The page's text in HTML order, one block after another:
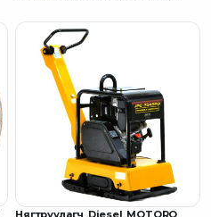
Нягтруулагч Diesel MOTORO